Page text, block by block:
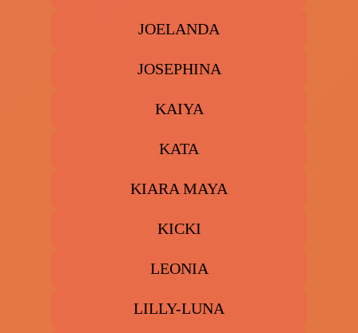
JOELANDA
JOSEPHINA
KAIYA
KATA
KIARA MAYA
KICKI
LEONIA
LILLY-LUNA